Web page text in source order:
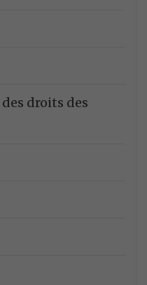
droits des